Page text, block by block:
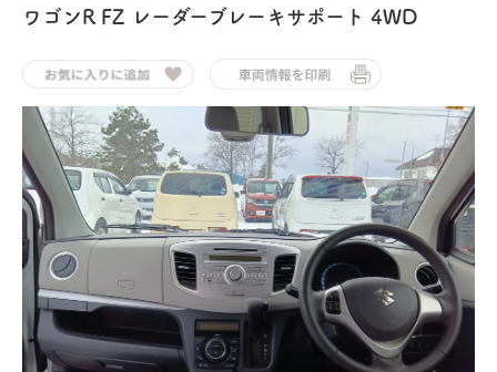
ワゴンRFZ レーダーブレーキサポート 4WD